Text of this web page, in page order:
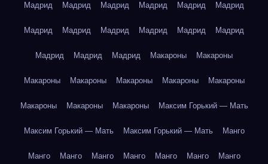
Мадрид Мадрид Мадрид Мадрид Мадрид Мадрид
Мадрид Мадрид Мадрид Мадрид Мадрид Мадрид
Мадрид Мадрид Мадрид Макароны Макароны
Макароны Макароны Макароны Макароны Макароны
Макароны Макароны Макароны Максим Горький — Мать
Максим Горький — Мать Максим Горький — Мать Манго
Манго Манго Манго Манго Манго Манго Манго